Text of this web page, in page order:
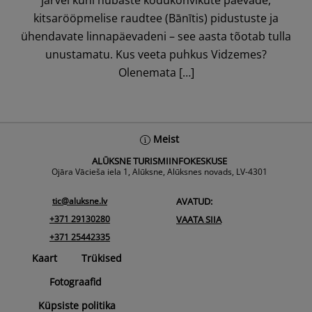
kitsarööpmelise raudtee (Bānītis) pidustuste ja
ühendavate linnapäevadeni – see aasta tõotab tulla
unustamatu. Kus veeta puhkus Vidzemes?
Olenemata […]
Meist
ALŪKSNE TURISMIINFOKESKUSE
Ojāra Vācieša iela 1, Alūksne, Alūksnes novads, LV-4301
tic@aluksne.lv
+371 29130280
+371 25442335
AVATUD:
VAATA SIIA
Kaart
Trükised
Fotograafid
Küpsiste politika